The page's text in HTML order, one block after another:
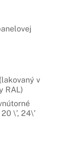
v
RAL)
\’, 24\’